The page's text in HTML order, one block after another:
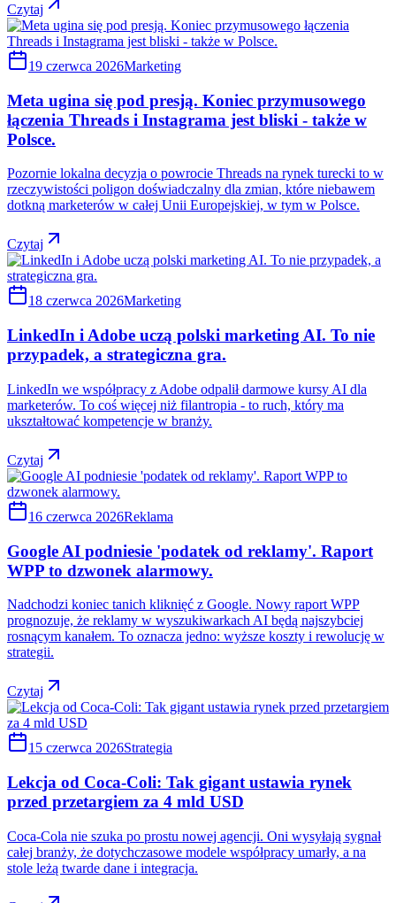
Czytaj
19 czerwca 2026Marketing
Meta ugina się pod presją. Koniec przymusowego
łączenia Threads i Instagrama jest bliski - także w
Polsce.
Pozornie lokalna decyzja o powrocie Threads na rynek turecki to w
rzeczywistości poligon doświadczalny dla zmian, które niebawem
dotkną marketerów w całej Unii Europejskiej, w tym w Polsce.
Czytaj
18 czerwca 2026Marketing
LinkedIn i Adobe uczą polski marketing AI. To nie
przypadek, a strategiczna gra.
LinkedIn we współpracy z Adobe odpalił darmowe kursy AI dla
marketerów. To coś więcej niż filantropia - to ruch, który ma
ukształtować kompetencje w branży.
Czytaj
16 czerwca 2026Reklama
Google AI podniesie 'podatek od reklamy'. Raport
WPP to dzwonek alarmowy.
Nadchodzi koniec tanich kliknięć z Google. Nowy raport WPP
prognozuje, że reklamy w wyszukiwarkach AI będą najszybciej
rosnącym kanałem. To oznacza jedno: wyższe koszty i rewolucję w
strategii.
Czytaj
15 czerwca 2026Strategia
Lekcja od Coca-Coli: Tak gigant ustawia rynek
przed przetargiem za 4 mld USD
Coca-Cola nie szuka po prostu nowej agencji. Oni wysyłają sygnał
całej branży, że dotychczasowe modele współpracy umarły, a na
stole leżą twarde dane i integracja.